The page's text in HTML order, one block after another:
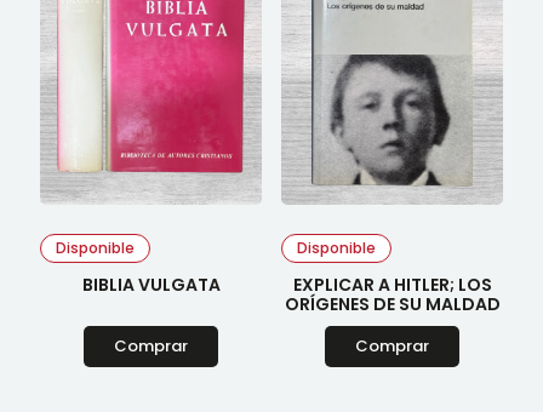
Disponible
BIBLIA VULGATA
Comprar
Disponible
EXPLICAR A HITLER; LOS
ORÍGENES DE SU MALDAD
Comprar